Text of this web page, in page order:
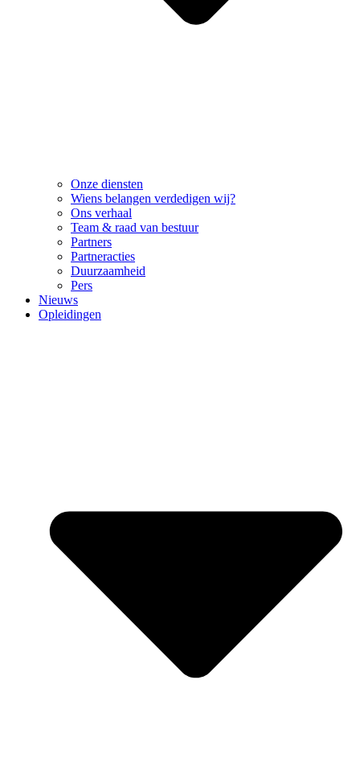
Onze diensten
Wiens belangen verdedigen wij?
Ons verhaal
Team & raad van bestuur
Partners
Partneracties
Duurzaamheid
Pers
Nieuws
Opleidingen